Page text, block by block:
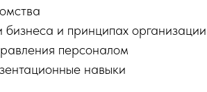
бизнеса и принципах
персоналом
навыки